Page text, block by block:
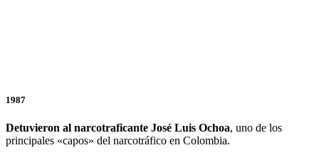
1987
Detuvieron al narcotraficante José Luis Ochoa, uno de los
principales «capos» del narcotráfico en Colombia.